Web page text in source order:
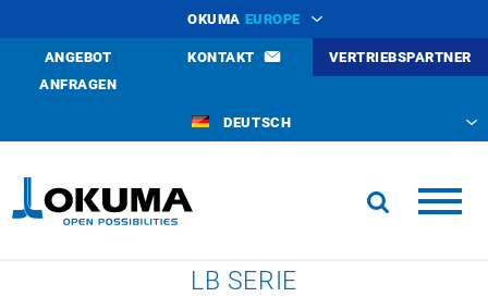
OKUMA EUROPE
ANGEBOT
ANFRAGEN
KONTAKT VERTRIEBSPARTNER
DEUTSCH
LB SERIE